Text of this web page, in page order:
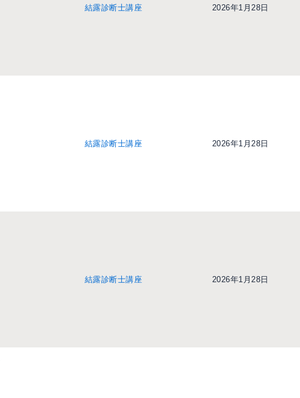
結露診断士講座 2026年1月28日
結露診断士講座 2026年1月28日
結露診断士講座 2026年1月28日